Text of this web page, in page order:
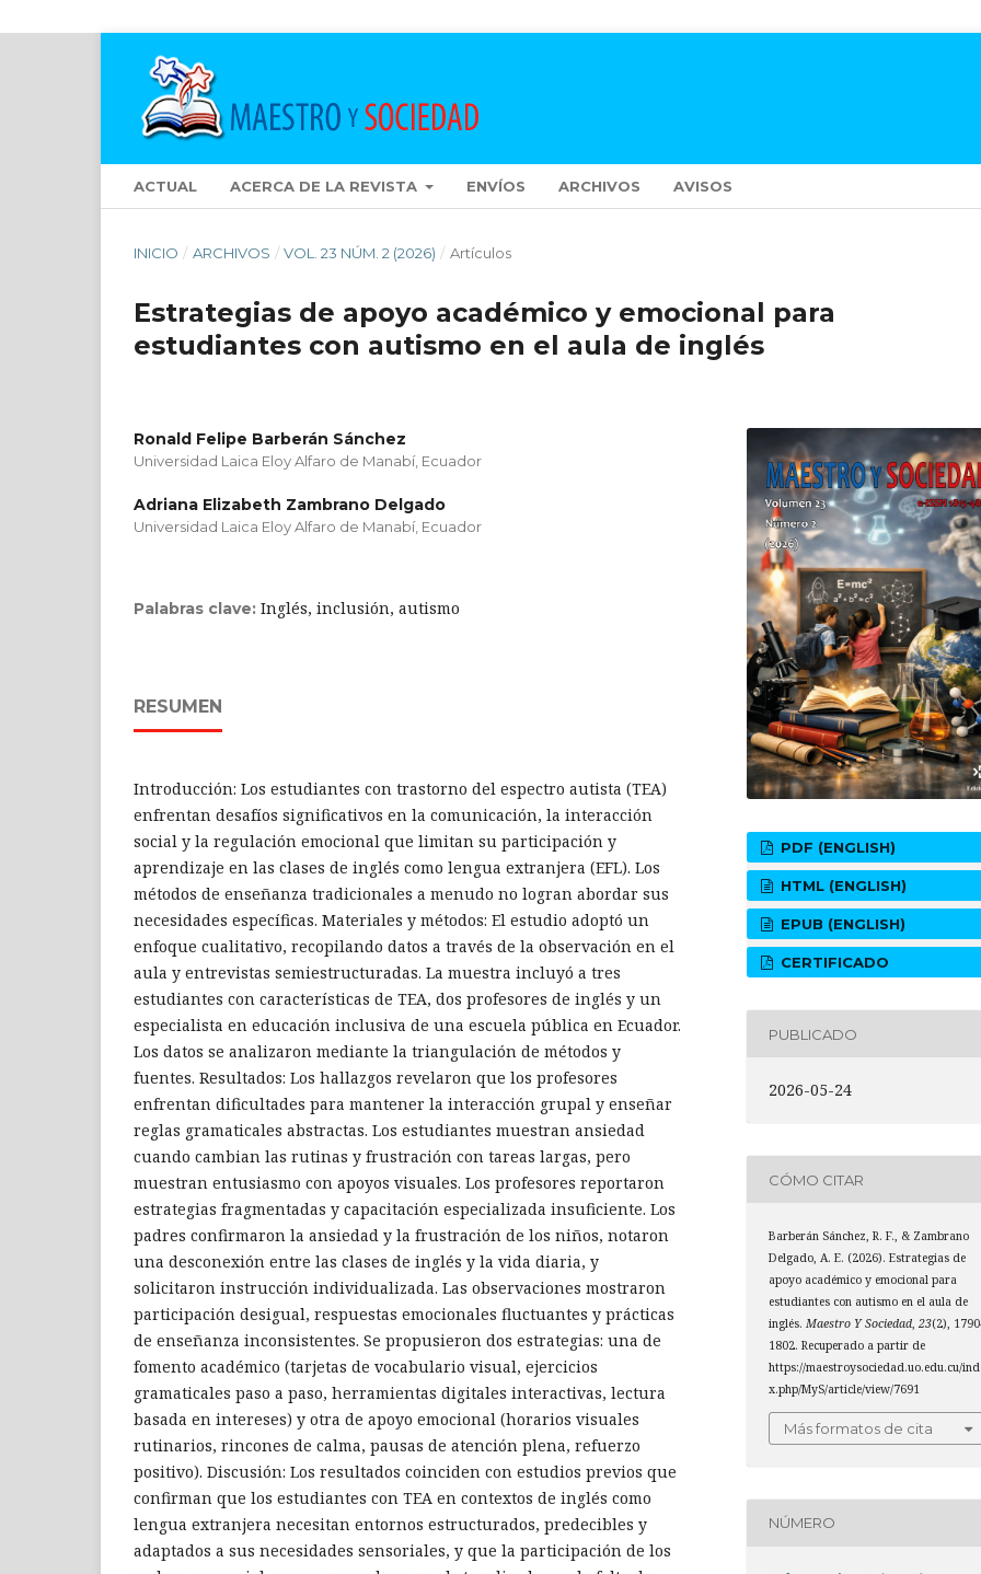
ACTUAL ACERCA DE LA REVISTA ENVÍOS ARCHIVOS AVISOS
INICIO / ARCHIVOS / VOL. 23 NÚM. 2 (2026) / Artículos
Estrategias de apoyo académico y emocional para
estudiantes con autismo en el aula de inglés
Ronald Felipe Barberán Sánchez
Universidad Laica Eloy Alfaro de Manabí, Ecuador
Adriana Elizabeth Zambrano Delgado
Universidad Laica Eloy Alfaro de Manabí, Ecuador
Palabras clave: Inglés, inclusión, autismo
RESUMEN
Introducción: Los estudiantes con trastorno del espectro autista (TEA)
enfrentan desafíos significativos en la comunicación, la interacción
social y la regulación emocional que limitan su participación y
aprendizaje en las clases de inglés como lengua extranjera (EFL). Los
métodos de enseñanza tradicionales a menudo no logran abordar sus
necesidades específicas. Materiales y métodos: El estudio adoptó un
enfoque cualitativo, recopilando datos a través de la observación en el
aula y entrevistas semiestructuradas. La muestra incluyó a tres
estudiantes con características de TEA, dos profesores de inglés y un
especialista en educación inclusiva de una escuela pública en Ecuador.
Los datos se analizaron mediante la triangulación de métodos y
fuentes. Resultados: Los hallazgos revelaron que los profesores
enfrentan dificultades para mantener la interacción grupal y enseñar
reglas gramaticales abstractas. Los estudiantes muestran ansiedad
cuando cambian las rutinas y frustración con tareas largas, pero
muestran entusiasmo con apoyos visuales. Los profesores reportaron
estrategias fragmentadas y capacitación especializada insuficiente. Los
padres confirmaron la ansiedad y la frustración de los niños, notaron
una desconexión entre las clases de inglés y la vida diaria, y
solicitaron instrucción individualizada. Las observaciones mostraron
participación desigual, respuestas emocionales fluctuantes y prácticas
de enseñanza inconsistentes. Se propusieron dos estrategias: una de
fomento académico (tarjetas de vocabulario visual, ejercicios
gramaticales paso a paso, herramientas digitales interactivas, lectura
basada en intereses) y otra de apoyo emocional (horarios visuales
rutinarios, rincones de calma, pausas de atención plena, refuerzo
positivo). Discusión: Los resultados coinciden con estudios previos que
confirman que los estudiantes con TEA en contextos de inglés como
lengua extranjera necesitan entornos estructurados, predecibles y
adaptados a sus necesidades sensoriales, y que la participación de los
PDF (ENGLISH)
HTML (ENGLISH)
EPUB (ENGLISH)
CERTIFICADO
PUBLICADO
2026-05-24
CÓMO CITAR
Barberán Sánchez, R. F., & Zambrano
Delgado, A. E. (2026). Estrategias de
apoyo académico y emocional para
estudiantes con autismo en el aula de
inglés.Maestro Y Sociedad,23(2),
1802. Recuperado a partir de
https://maestroysociedad.uo.edu.cu/
x.php/MyS/article/view/7691
Más formatos de cita
NÚMERO